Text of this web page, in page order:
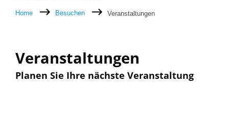
Home Besuchen Veranstaltungen
Veranstaltungen
Planen Sie Ihre nächste Veranstaltung